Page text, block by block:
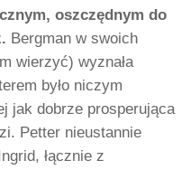
oszczędnym do
Bergman w swoich
wierzyć) wyznała
było niczym
jak dobrze prosperująca
Petter nieustannie
łącznie z